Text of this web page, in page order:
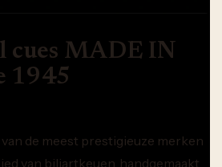
cues MADE IN
1945
van de meest prestigieuze merken
van biljartkeuen, handgemaakt